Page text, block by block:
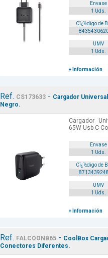
Envase
1 Uds.
Cï¿½digo de
UMV
1 Uds.
+ Información
Ref. CS173633 - Cargador
Negro.
Cargador
65W Usb-C
Envase
1 Uds.
Cï¿½digo de
UMV
1 Uds.
+ Información
Ref. FALCOONB65 - CoolBox
Conectores Diferentes.